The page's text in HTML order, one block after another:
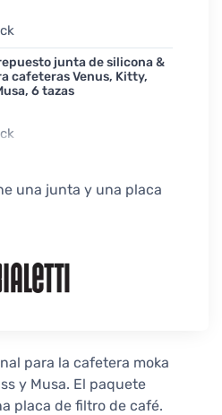
junta de silicona &
cafeteras Venus, Kitty,
6 tazas
10 tazas
una junta y una placa
para la cafetera moka
y Musa. El paquete
placa de filtro de café.